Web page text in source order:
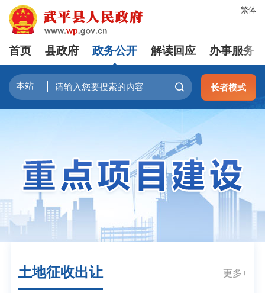
繁体
首页 县政府 政务公开 解读回应 办事服务
长者模式
土地征收出让 更多+